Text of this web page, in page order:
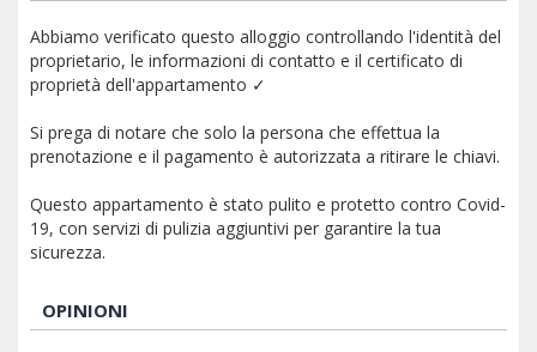
Abbiamo verificato questo alloggio controllando l'identità del
proprietario, le informazioni di contatto e il certificato di
proprietà dell'appartamento ✓
Si prega di notare che solo la persona che effettua la
prenotazione e il pagamento è autorizzata a ritirare le chiavi.
Questo appartamento è stato pulito e protetto contro Covid-
19, con servizi di pulizia aggiuntivi per garantire la tua
sicurezza.
OPINIONI